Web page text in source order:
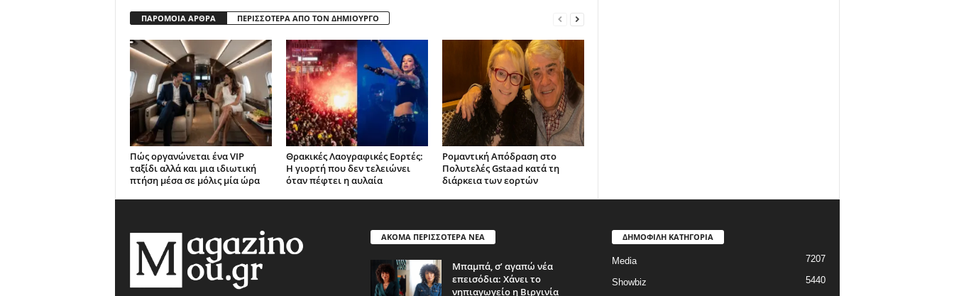
ΠΑΡΟΜΟΙΑ ΑΡΘΡΑ ΠΕΡΙΣΣΟΤΕΡΑ ΑΠΟ ΤΟΝ ΔΗΜΙΟΥΡΓΟ
Πώς οργανώνεται ένα VIP
ταξίδι αλλά και μια ιδιωτική
πτήση μέσα σε μόλις μία ώρα
Θρακικές Λαογραφικές Εορτές:
Η γιορτή που δεν τελειώνει
όταν πέφτει η αυλαία
Ρομαντική Απόδραση στο
Πολυτελές Gstaad κατά τη
διάρκεια των εορτών
ΑΚΟΜΑ ΠΕΡΙΣΣΟΤΕΡΑ ΝΕΑ
Μπαμπά, σ’ αγαπώ νέα
επεισόδια: Χάνει το
νηπιαγωγείο η Βιργινία
ΔΗΜΟΦΙΛΗ ΚΑΤΗΓΟΡΙΑ
Media 7207
Showbiz
5440